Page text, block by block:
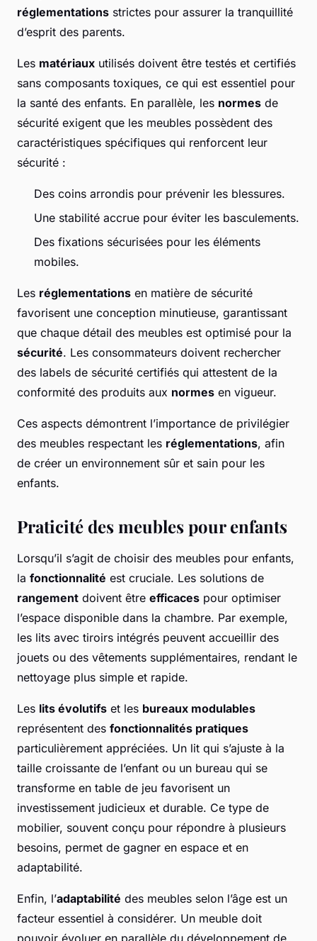
réglementations strictes pour assurer la tranquillité
d’esprit des parents.
Les matériaux utilisés doivent être testés et certifiés
sans composants toxiques, ce qui est essentiel pour
la santé des enfants. En parallèle, les normes de
sécurité exigent que les meubles possèdent des
caractéristiques spécifiques qui renforcent leur
sécurité :
Des coins arrondis pour prévenir les blessures.
Une stabilité accrue pour éviter les basculements.
Des fixations sécurisées pour les éléments
mobiles.
Les réglementations en matière de sécurité
favorisent une conception minutieuse, garantissant
que chaque détail des meubles est optimisé pour la
sécurité. Les consommateurs doivent rechercher
des labels de sécurité certifiés qui attestent de la
conformité des produits aux normes en vigueur.
Ces aspects démontrent l’importance de privilégier
des meubles respectant les réglementations, afin
de créer un environnement sûr et sain pour les
enfants.
Praticité des meubles pour enfants
Lorsqu’il s’agit de choisir des meubles pour enfants,
la fonctionnalité est cruciale. Les solutions de
rangement doivent être efficaces pour optimiser
l’espace disponible dans la chambre. Par exemple,
les lits avec tiroirs intégrés peuvent accueillir des
jouets ou des vêtements supplémentaires, rendant le
nettoyage plus simple et rapide.
Les lits évolutifs et les bureaux modulables
représentent des fonctionnalités pratiques
particulièrement appréciées. Un lit qui s’ajuste à la
taille croissante de l’enfant ou un bureau qui se
transforme en table de jeu favorisent un
investissement judicieux et durable. Ce type de
mobilier, souvent conçu pour répondre à plusieurs
besoins, permet de gagner en espace et en
adaptabilité.
Enfin, l’adaptabilité des meubles selon l’âge est un
facteur essentiel à considérer. Un meuble doit